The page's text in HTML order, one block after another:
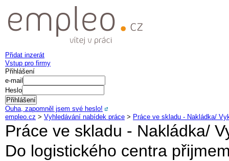
Přidat inzerát
Vstup pro firmy
Přihlášení
e-mail
Heslo
Ouha, zapomněl jsem své heslo!
empleo.cz > Vyhledávání nabídek práce > Práce ve skladu - Nakládka/
Práce ve skladu - Nakládka/
Do logistického centra